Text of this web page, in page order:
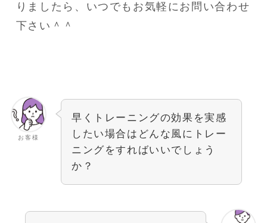
りましたら、いつでもお気軽にお問い合わせ
下さい＾＾
お客様
早くトレーニングの効果を実感
したい場合はどんな風にトレー
ニングをすればいいでしょう
か？